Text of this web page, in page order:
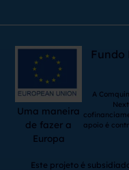
Uma maneira
de fazer a
Europa
Fundo
A
apoio é
Este projeto é